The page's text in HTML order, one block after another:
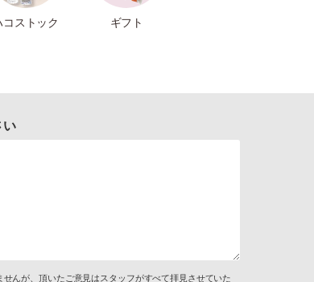
コストック ギフト
い
んが、頂いたご意見はスタッフがすべて拝見させていた